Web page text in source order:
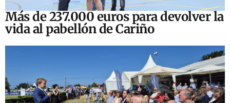
Más de 237.000 euros para devolver la
vida al pabellón de Cariño